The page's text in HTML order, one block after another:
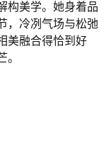
构美学。她身着品
，冷冽气场与松弛
美融合得恰到好
。